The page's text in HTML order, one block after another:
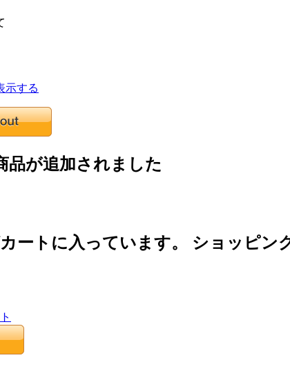
示する
品が追加されました
ートに入っています。 ショッピン